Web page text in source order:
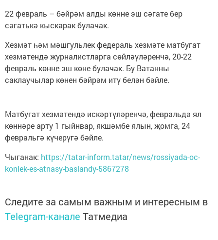
22 февраль – бәйрәм алды көнне эш сәгате бер
сәгатькә кыскарак булачак.
Хезмәт һәм мәшгульлек федераль хезмәте матбугат
хезмәтендә журналистларга сөйләүләренчә, 20-22
февраль көнне эш көне булачак. Бу Ватанны
саклаучылар көнен бәйрәм итү белән бәйле.
Матбугат хезмәтендә искәртүләренчә, февральдә ял
көннәре арту 1 гыйнвар, якшәмбе ялын, җомга, 24
февральгә күчерүгә бәйле.
Чыганак: https://tatar-inform.tatar/news/rossiyada-oc-
konlek-es-atnasy-baslandy-5867278
Следите за самым важным и интересным в
Telegram-канале Татмедиа